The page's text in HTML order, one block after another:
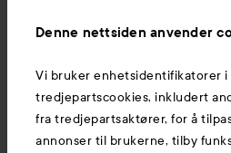
Denne nettsiden anvender
Vi bruker enhetsidentifikatorer i
tredjepartscookies, inkludert
fra tredjepartsaktører, for å
annonser til brukerne, tilby
Informasjon
Også av interesse